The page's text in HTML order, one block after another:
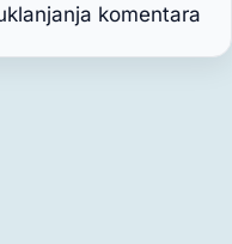
komentara